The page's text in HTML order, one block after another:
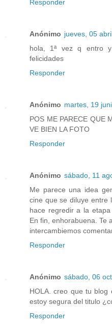
Responder
Anónimo jueves, 05
hola, 1ª vez q entro y
felicidades
Responder
Anónimo martes, 19
POS ME PARECE QUE
VE BIEN LA FOTO
Responder
Anónimo sábado, 11
Me parece una idea
cine que se diluye entre
hace regredir a la
En fin, enhorabuena. Te
intercambiemos
Responder
Anónimo sábado, 06
HOLA. creo que tu blog
estoy segura del titulo
Responder